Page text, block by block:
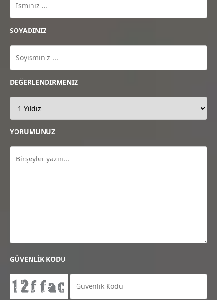
SOYADINIZ
DEĞERLENDİRMENİZ
YORUMUNUZ
GÜVENLİK KODU